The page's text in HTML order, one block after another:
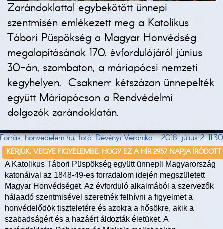
Zarándoklattal egybekötött ünnepi
szentmisén emlékezett meg a Katolikus
Tábori Püspökség a Magyar Honvédség
megalapításának 170. évfordulójáról június
30-án, szombaton, a máriapócsi nemzeti
kegyhelyen. Csaknem kétszázan ünnepelték
együtt Máriapócson a Rendvédelmi
dolgozók zarándoklatán.
Forrás: honvedelem.hu, fotó: Dévényi Veronika 2018. július 2. 11:30
KÉRJÜK, VEGYE FIGYELEMBE, HOGY EZ A HÍR 2957 NAPJA ÍRÓDOTT
A Katolikus Tábori Püspökség együtt ünnepli Magyarország
katonáival az 1848-49-es forradalom idején megszületett
Magyar Honvédséget. Az évforduló alkalmából a szervezők
hálaadó szentmisével szeretnék felhívni a figyelmet a
honvédelődök tiszteletére és azokra a hősökre, akik a
szabadságért és a hazáért áldozták életüket. A